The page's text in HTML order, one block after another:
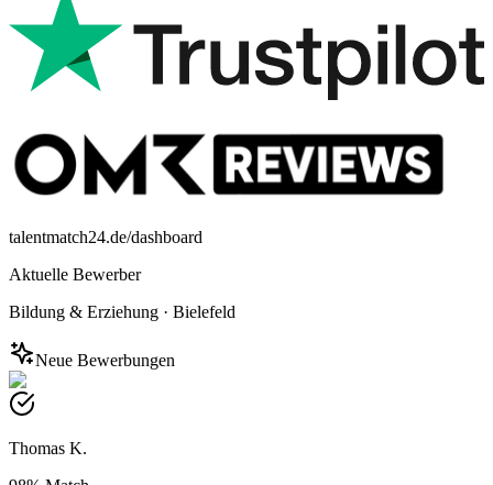
talentmatch24.de/dashboard
Aktuelle Bewerber
Bildung & Erziehung · Bielefeld
Neue Bewerbungen
Thomas K.